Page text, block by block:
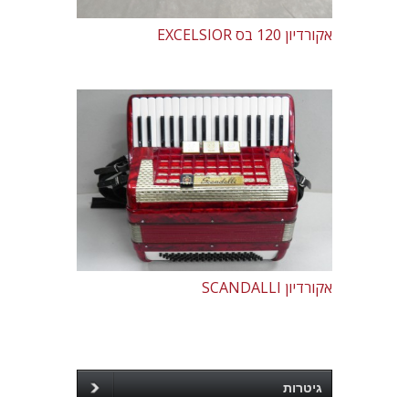
אקורדיון 120 בס EXCELSIOR
אקורדיון SCANDALLI
גיטרות